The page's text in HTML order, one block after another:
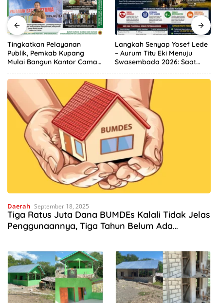
Langkah Senyap Yosef Lede
– Aurum Titu Eki Menuju
Swasembada 2026: Saat
Petani Kabupaten Kupang
Warga Kelurahan Nonbes
Geger! Bayi Perempuan
Ditemukan dalam Kardus di
Kabupaten Kupang
Daerah September 18, 2025
Tiga Ratus Juta Dana BUMDEs Kalali Tidak Jelas
Penggunaannya, Tiga Tahun Belum Ada